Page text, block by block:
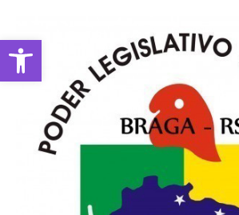
Abrir a barra de ferramentas